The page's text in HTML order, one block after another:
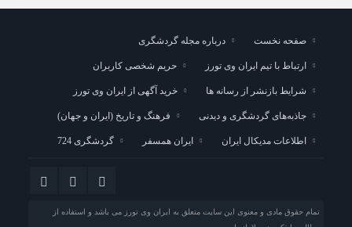
صفحه نخست درباره مجله گردشگری
ارتباط با تیم ایران وی تورز حریم شخصی کاربران
شرایط بازنشر از رسانه ها خرید آگهی از ایران وی تورز
جاذبه‌های گردشگری و دیدنی فرهنگ و تاریخ (ایران و جهان)
اطلاعات مدیکال ایران ایران همسفر گردشگری 724
تمام حقوق مادی و معنوی این سایت متعلق به ایران وی تورز می باشد و استفاده از